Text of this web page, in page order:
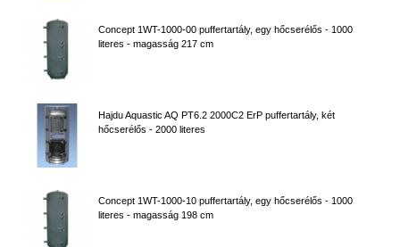
Concept 1WT-1000-00 puffertartály, egy hőcserélős - 1000
literes - magasság 217 cm
Hajdu Aquastic AQ PT6.2 2000C2 ErP puffertartály, két
hőcserélős - 2000 literes
Concept 1WT-1000-10 puffertartály, egy hőcserélős - 1000
literes - magasság 198 cm